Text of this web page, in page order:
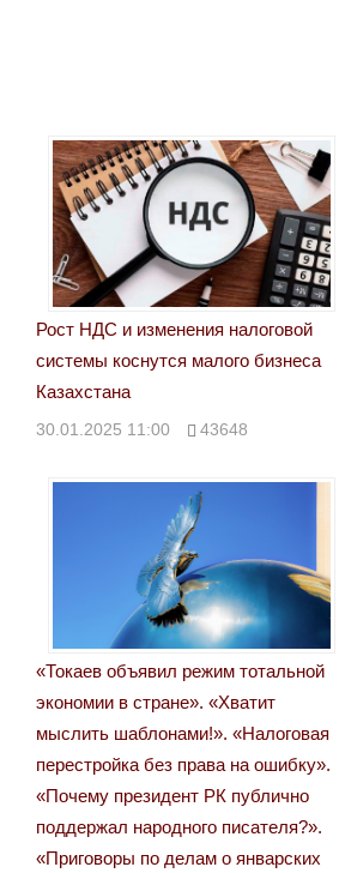
Рост НДС и изменения налоговой
системы коснутся малого бизнеса
Казахстана
30.01.2025 11:00 43648
«Токаев объявил режим тотальной
экономии в стране». «Хватит
мыслить шаблонами!». «Налоговая
перестройка без права на ошибку».
«Почему президент РК публично
поддержал народного писателя?».
«Приговоры по делам о январских